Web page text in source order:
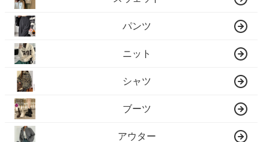
パンツ
ニット
シャツ
ブーツ
アウター